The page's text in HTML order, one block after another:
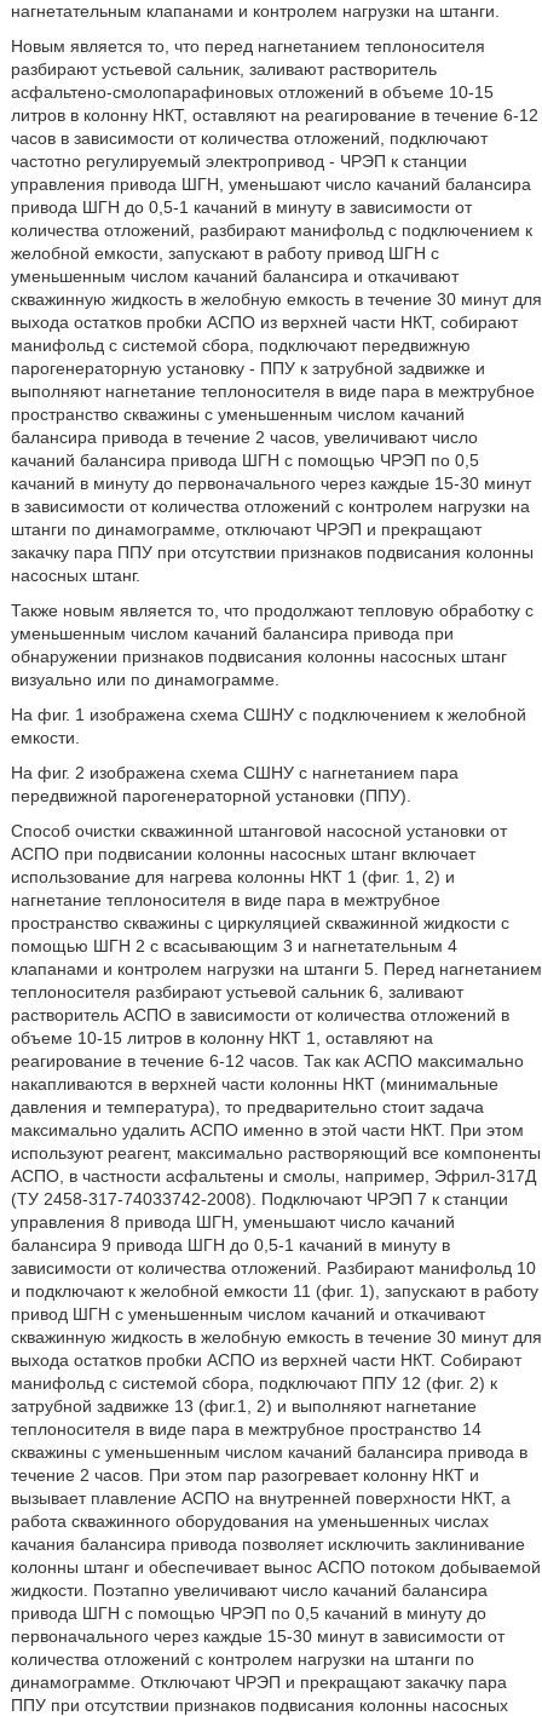
нагнетательным клапанами и контролем нагрузки на штанги.
Новым является то, что перед нагнетанием теплоносителя
разбирают устьевой сальник, заливают растворитель
асфальтено-смолопарафиновых отложений в объеме 10-15
литров в колонну НКТ, оставляют на реагирование в течение 6-12
часов в зависимости от количества отложений, подключают
частотно регулируемый электропривод - ЧРЭП к станции
управления привода ШГН, уменьшают число качаний балансира
привода ШГН до 0,5-1 качаний в минуту в зависимости от
количества отложений, разбирают манифольд с подключением к
желобной емкости, запускают в работу привод ШГН с
уменьшенным числом качаний балансира и откачивают
скважинную жидкость в желобную емкость в течение 30 минут для
выхода остатков пробки АСПО из верхней части НКТ, собирают
манифольд с системой сбора, подключают передвижную
парогенераторную установку - ППУ к затрубной задвижке и
выполняют нагнетание теплоносителя в виде пара в межтрубное
пространство скважины с уменьшенным числом качаний
балансира привода в течение 2 часов, увеличивают число
качаний балансира привода ШГН с помощью ЧРЭП по 0,5
качаний в минуту до первоначального через каждые 15-30 минут
в зависимости от количества отложений с контролем нагрузки на
штанги по динамограмме, отключают ЧРЭП и прекращают
закачку пара ППУ при отсутствии признаков подвисания колонны
насосных штанг.
Также новым является то, что продолжают тепловую обработку с
уменьшенным числом качаний балансира привода при
обнаружении признаков подвисания колонны насосных штанг
визуально или по динамограмме.
На фиг. 1 изображена схема СШНУ с подключением к желобной
емкости.
На фиг. 2 изображена схема СШНУ с нагнетанием пара
передвижной парогенераторной установки (ППУ).
Способ очистки скважинной штанговой насосной установки от
АСПО при подвисании колонны насосных штанг включает
использование для нагрева колонны НКТ 1 (фиг. 1, 2) и
нагнетание теплоносителя в виде пара в межтрубное
пространство скважины с циркуляцией скважинной жидкости с
помощью ШГН 2 с всасывающим 3 и нагнетательным 4
клапанами и контролем нагрузки на штанги 5. Перед нагнетанием
теплоносителя разбирают устьевой сальник 6, заливают
растворитель АСПО в зависимости от количества отложений в
объеме 10-15 литров в колонну НКТ 1, оставляют на
реагирование в течение 6-12 часов. Так как АСПО максимально
накапливаются в верхней части колонны НКТ (минимальные
давления и температура), то предварительно стоит задача
максимально удалить АСПО именно в этой части НКТ. При этом
используют реагент, максимально растворяющий все компоненты
АСПО, в частности асфальтены и смолы, например, Эфрил-317Д
(ТУ 2458-317-74033742-2008). Подключают ЧРЭП 7 к станции
управления 8 привода ШГН, уменьшают число качаний
балансира 9 привода ШГН до 0,5-1 качаний в минуту в
зависимости от количества отложений. Разбирают манифольд 10
и подключают к желобной емкости 11 (фиг. 1), запускают в работу
привод ШГН с уменьшенным числом качаний и откачивают
скважинную жидкость в желобную емкость в течение 30 минут для
выхода остатков пробки АСПО из верхней части НКТ. Собирают
манифольд с системой сбора, подключают ППУ 12 (фиг. 2) к
затрубной задвижке 13 (фиг.1, 2) и выполняют нагнетание
теплоносителя в виде пара в межтрубное пространство 14
скважины с уменьшенным числом качаний балансира привода в
течение 2 часов. При этом пар разогревает колонну НКТ и
вызывает плавление АСПО на внутренней поверхности НКТ, а
работа скважинного оборудования на уменьшенных числах
качания балансира привода позволяет исключить заклинивание
колонны штанг и обеспечивает вынос АСПО потоком добываемой
жидкости. Поэтапно увеличивают число качаний балансира
привода ШГН с помощью ЧРЭП по 0,5 качаний в минуту до
первоначального через каждые 15-30 минут в зависимости от
количества отложений с контролем нагрузки на штанги по
динамограмме. Отключают ЧРЭП и прекращают закачку пара
ППУ при отсутствии признаков подвисания колонны насосных